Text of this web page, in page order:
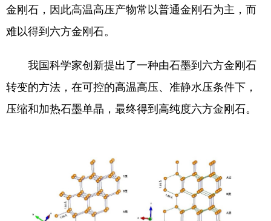
浙江 安徽 福建 江西
山东 河南
广东 广西 海南 重庆
四川 贵州 云南 西藏
陕西 甘肃 青海 宁夏
Español Français
金刚石，因此高温高压产物常以普通金刚石为主，而
难以得到六方金刚石。
我国科学家创新提出了一种由石墨到六方金刚石
转变的方法，在可控的高温高压、准静水压条件下，
压缩和加热石墨单晶，最终得到高纯度六方金刚石。